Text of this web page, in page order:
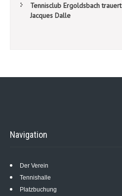
Tennisclub Ergoldsbach
Jacques Dalle
Navigation
Der Verein
Tennishalle
Platzbuchung